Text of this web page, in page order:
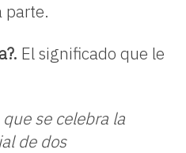
parte.
El significado que le
se celebra la
de dos